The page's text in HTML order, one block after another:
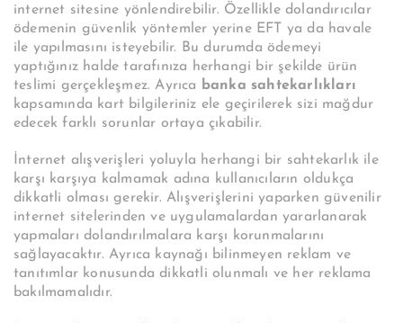
internet sitesine yönlendirebilir. Özellikle dolandırıcılar
ödemenin güvenlik yöntemler yerine EFT ya da havale
ile yapılmasını isteyebilir. Bu durumda ödemeyi
yaptığınız halde tarafınıza herhangi bir şekilde ürün
teslimi gerçekleşmez. Ayrıca banka sahtekarlıkları
kapsamında kart bilgileriniz ele geçirilerek sizi mağdur
edecek farklı sorunlar ortaya çıkabilir.
İnternet alışverişleri yoluyla herhangi bir sahtekarlık ile
karşı karşıya kalmamak adına kullanıcıların oldukça
dikkatli olması gerekir. Alışverişlerini yaparken güvenilir
internet sitelerinden ve uygulamalardan yararlanarak
yapmaları dolandırılmalara karşı korunmalarını
sağlayacaktır. Ayrıca kaynağı bilinmeyen reklam ve
tanıtımlar konusunda dikkatli olunmalı ve her reklama
bakılmamalıdır.